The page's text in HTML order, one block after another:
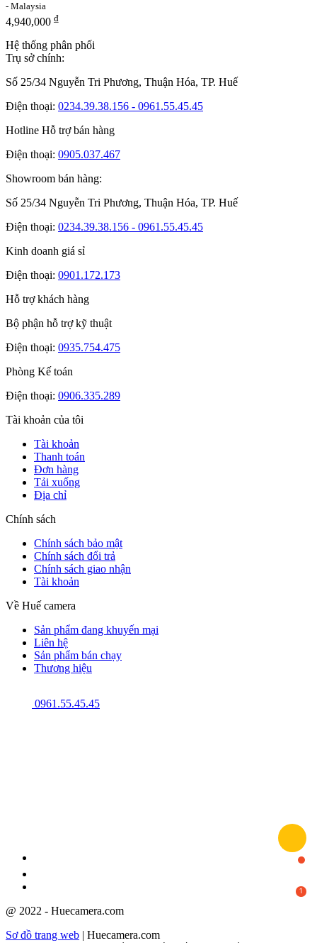
- Malaysia
4,940,000 ₫
Hệ thống phân phối
Trụ sở chính:
Số 25/34 Nguyễn Tri Phương, Thuận Hóa, TP. Huế
Điện thoại: 0234.39.38.156 - 0961.55.45.45
Hotline Hỗ trợ bán hàng
Điện thoại: 0905.037.467
Showroom bán hàng:
Số 25/34 Nguyễn Tri Phương, Thuận Hóa, TP. Huế
Điện thoại: 0234.39.38.156 - 0961.55.45.45
Kinh doanh giá sỉ
Điện thoại: 0901.172.173
Hỗ trợ khách hàng
Bộ phận hỗ trợ kỹ thuật
Điện thoại: 0935.754.475
Phòng Kế toán
Điện thoại: 0906.335.289
Tài khoản của tôi
Tài khoản
Thanh toán
Đơn hàng
Tải xuống
Địa chỉ
Chính sách
Chính sách bảo mật
Chính sách đổi trả
Chính sách giao nhận
Tài khoản
Về Huế camera
Sản phẩm đang khuyến mại
Liên hệ
Sản phẩm bán chạy
Thương hiệu
0961.55.45.45
GPĐKKD: 3301123843 do Sở Kế hoạch và Đầu tư cấp ngày 08/12/2009
@ 2022 - Huecamera.com
Sơ đồ trang web | Huecamera.com